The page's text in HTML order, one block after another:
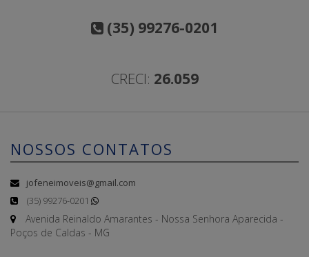
(35) 99276-0201
CRECI: 26.059
NOSSOS CONTATOS
jofeneimoveis@gmail.com
(35) 99276-0201
Avenida Reinaldo Amarantes - Nossa Senhora Aparecida -
Poços de Caldas - MG